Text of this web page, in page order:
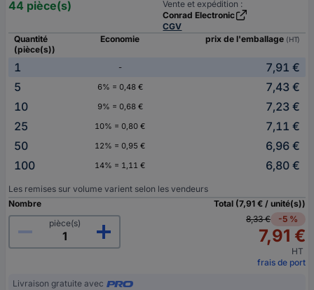
44 pièce(s)
Vente et expédition :
Conrad Electronic
CGV
Quantité
(pièce(s))
Economie prix de l'emballage (HT)
1 -
7,91 €
5
6% = 0,48 €
7,43 €
10
9% = 0,68 €
7,23 €
25
10% = 0,80 €
7,11 €
50
12% = 0,95 €
6,96 €
100
14% = 1,11 € 6,80 €
Les remises sur volume varient selon les vendeurs
Nombre
pièce(s)
Total (7,91 € / unité(s))
8,33 €
-5 %
7,91 €
HT
frais de port
Livraison gratuite avec